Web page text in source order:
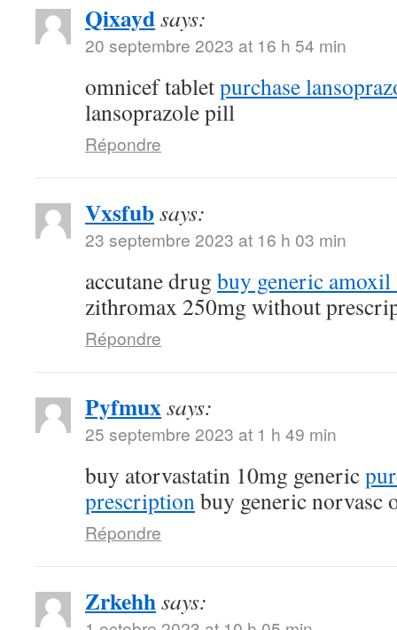
Qixaydsays:
20 septembre 2023 at 16 h 54 min
omnicef tabletpurchase
lansoprazole pill
Répondre
Vxsfubsays:
23 septembre 2023 at 16 h 03 min
accutane drug buy generic
zithromax 250mg without
Répondre
Pyfmuxsays:
25 septembre 2023 at 1 h 49 min
buy atorvastatin 10mg generic
prescriptionbuy generic norvasc
Répondre
Zrkehhsays: